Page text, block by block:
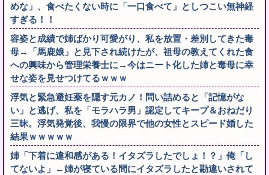
めな」、食べたくない時に「一口食べて」としつこい無神経
すぎる！！
容姿と成績で姉ばかり可愛がり、私を放置・差別してきた毒
母→「馬鹿娘」と見下され続けたが、祖母の教えてくれた食
への興味から管理栄養士に→今はニート化した姉と毒母に幸
せな姿を見せつけてるｗｗｗ
浮気と緊急避妊薬を隠す元カノ！問い詰めると「記憶がな
い」と逃げ、私を「モラハラ男」認定してキープ＆おねだり
三昧。浮気発覚後、我慢の限界で他の女性とスピード婚した
結果ｗｗｗｗｗ
姉「下着に違和感がある！イタズラしたでしょ！？」俺「し
てないよ」←姉が寝ている間にイタズラしたと勘違いされて